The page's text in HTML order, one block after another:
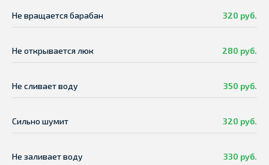
Не вращается барабан 320 руб.
Не открывается люк 280 руб.
Не сливает воду 350 руб.
Сильно шумит 320 руб.
Не заливает воду 330 руб.